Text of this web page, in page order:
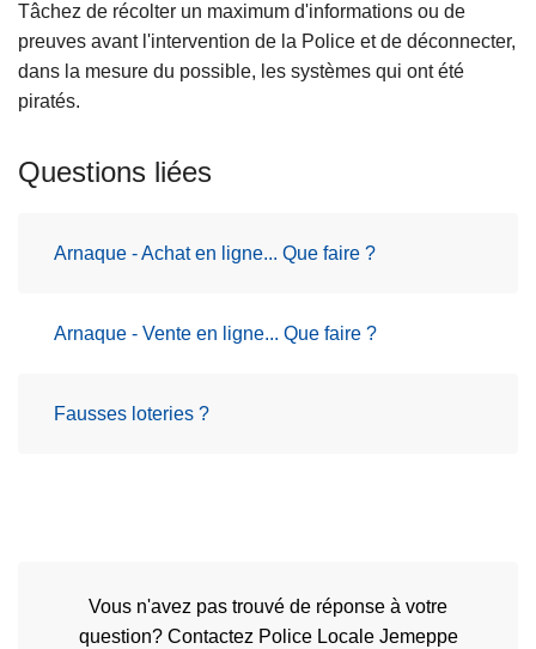
Tâchez de récolter un maximum d'informations ou de
preuves avant l'intervention de la Police et de déconnecter,
dans la mesure du possible, les systèmes qui ont été
piratés.
Questions liées
Arnaque - Achat en ligne... Que faire ?
Arnaque - Vente en ligne... Que faire ?
Fausses loteries ?
Vous n'avez pas trouvé de réponse à votre
question? Contactez Police Locale Jemeppe